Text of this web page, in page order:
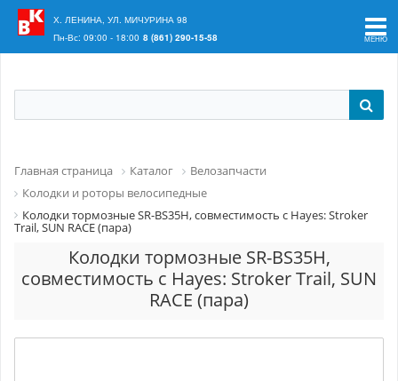
Ваш регион:
Х. ЛЕНИНА, УЛ. МИЧУРИНА 98
Пн-Вс: 09:00 - 18:00 8 (861) 290-15-58
Главная страница Каталог
Велозапчасти
Колодки и роторы велосипедные
Колодки тормозные SR-BS35H, совместимость с Hayes: Stroker
Trail, SUN RACE (пара)
Колодки тормозные SR-BS35H,
совместимость с Hayes: Stroker Trail, SUN
RACE (пара)